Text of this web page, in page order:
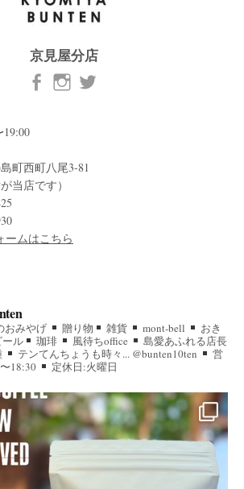
京見屋分店
町西町八尾3-81
当店です）
ームはこちら
おみやげ 贈り物 雑貨 mont-bell
おき
ル
珈琲 風待ちoffice
島愛あふれる店長
テンてんちょうも時々... @bunten10ten
営
18:30
定休日:火曜日